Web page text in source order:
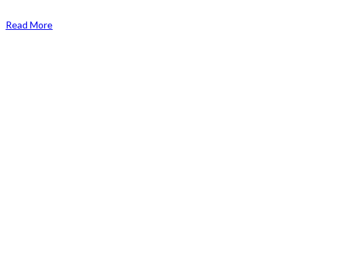
Read More